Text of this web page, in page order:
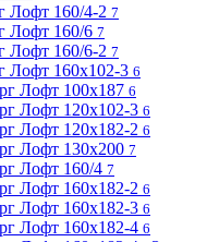
Лофт 160/4-2 7
Лофт 160/6 7
Лофт 160/6-2 7
Лофт 160х102-3 6
Лофт 100х187 6
Лофт 120х102-3 6
Лофт 120х182-2 6
Лофт 130х200 7
Лофт 160/4 7
Лофт 160х182-2 6
Лофт 160х182-3 6
Лофт 160х182-4 6